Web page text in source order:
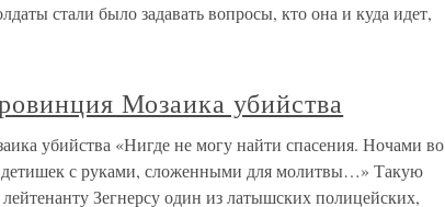
стали было задавать вопросы, кто она и куда идет,
Мозаика убийства
убийства «Нигде не могу найти спасения. Ночами во
детишек с руками, сложенными для молитвы…» Такую
Зегнерсу один из латышских полицейских,